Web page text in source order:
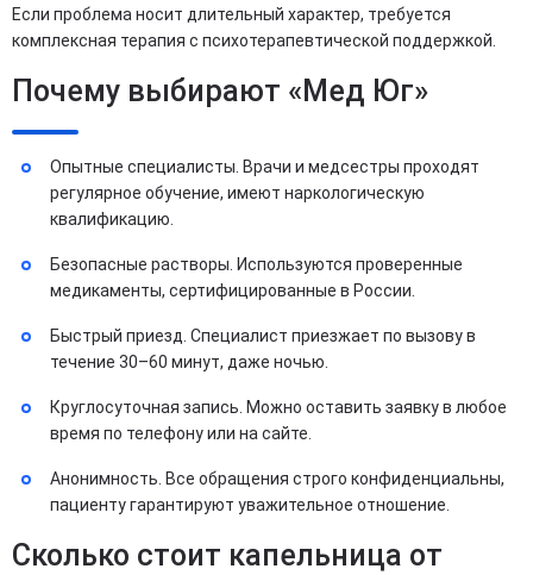
Если проблема носит длительный характер, требуется
комплексная терапия с психотерапевтической поддержкой.
Почему выбирают «Мед Юг»
Опытные специалисты. Врачи и медсестры проходят
регулярное обучение, имеют наркологическую
квалификацию.
Безопасные растворы. Используются проверенные
медикаменты, сертифицированные в России.
Быстрый приезд. Специалист приезжает по вызову в
течение 30–60 минут, даже ночью.
Круглосуточная запись. Можно оставить заявку в любое
время по телефону или на сайте.
Анонимность. Все обращения строго конфиденциальны,
пациенту гарантируют уважительное отношение.
Сколько стоит капельница от